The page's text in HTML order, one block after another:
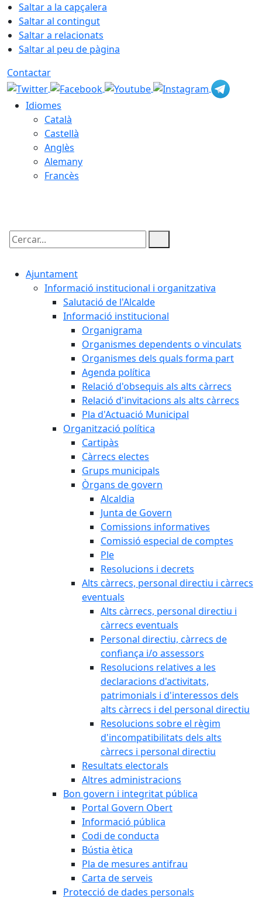
Saltar a la capçalera
Saltar al contingut
Saltar a relacionats
Saltar al peu de pàgina
Contactar
Idiomes
Català
Castellà
Anglès
Alemany
Francès
Cercar:
Ajuntament
Informació institucional i organitzativa
Salutació de l'Alcalde
Informació institucional
Organigrama
Organismes dependents o vinculats
Organismes dels quals forma part
Agenda política
Relació d'obsequis als alts càrrecs
Relació d'invitacions als alts càrrecs
Pla d'Actuació Municipal
Organització política
Cartipàs
Càrrecs electes
Grups municipals
Òrgans de govern
Alcaldia
Junta de Govern
Comissions informatives
Comissió especial de comptes
Ple
Resolucions i decrets
Alts càrrecs, personal directiu i càrrecs
eventuals
Alts càrrecs, personal directiu i
càrrecs eventuals
Personal directiu, càrrecs de
confiança i/o assessors
Resolucions relatives a les
declaracions d'activitats,
patrimonials i d'interessos dels
alts càrrecs i del personal directiu
Resolucions sobre el règim
d'incompatibilitats dels alts
càrrecs i personal directiu
Resultats electorals
Altres administracions
Bon govern i integritat pública
Portal Govern Obert
Informació pública
Codi de conducta
Bústia ètica
Pla de mesures antifrau
Carta de serveis
Protecció de dades personals